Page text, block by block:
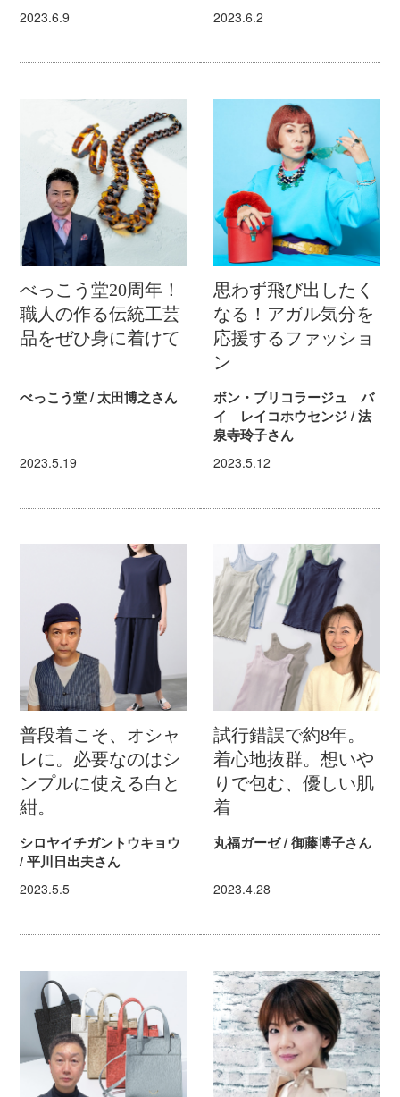
2023.6.9 2023.6.2
べっこう堂20周年！
職人の作る伝統工芸
品をぜひ身に着けて
べっこう堂 / 太田博之さん
2023.5.19
思わず飛び出したく
なる！アガル気分を
応援するファッショ
ン
ボン・ブリコラージュ バ
イ レイコホウセンジ / 法
泉寺玲子さん
2023.5.12
普段着こそ、オシャ
レに。必要なのはシ
ンプルに使える白と
紺。
シロヤイチガントウキョウ
/ 平川日出夫さん
2023.5.5
試行錯誤で約8年。
着心地抜群。想いや
りで包む、優しい肌
着
丸福ガーゼ / 御藤博子さん
2023.4.28